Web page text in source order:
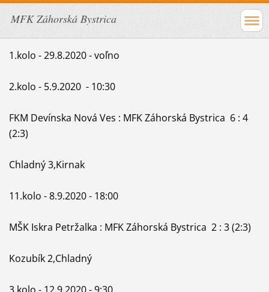
MFK Záhorská Bystrica
1.kolo - 29.8.2020 - voľno
2.kolo - 5.9.2020 - 10:30
FKM Devínska Nová Ves : MFK Záhorská Bystrica 6 : 4
(2:3)
Chladný 3,Kirnak
11.kolo - 8.9.2020 - 18:00
MŠK Iskra Petržalka : MFK Záhorská Bystrica 2 : 3 (2:3)
Kozubík 2,Chladný